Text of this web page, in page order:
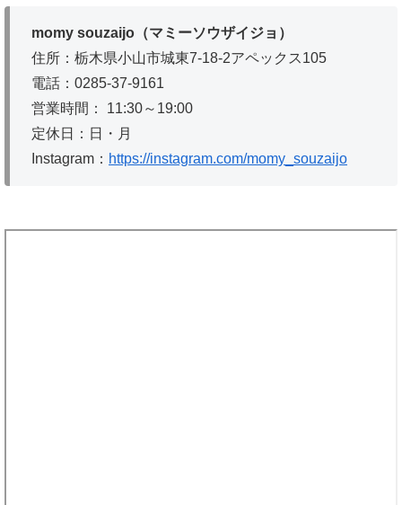
momy souzaijo（マミーソウザイジョ）
住所：栃木県小山市城東7-18-2アペックス105
電話：0285-37-9161
営業時間： 11:30～19:00
定休日：日・月
Instagram： https://instagram.com/momy_souzaijo